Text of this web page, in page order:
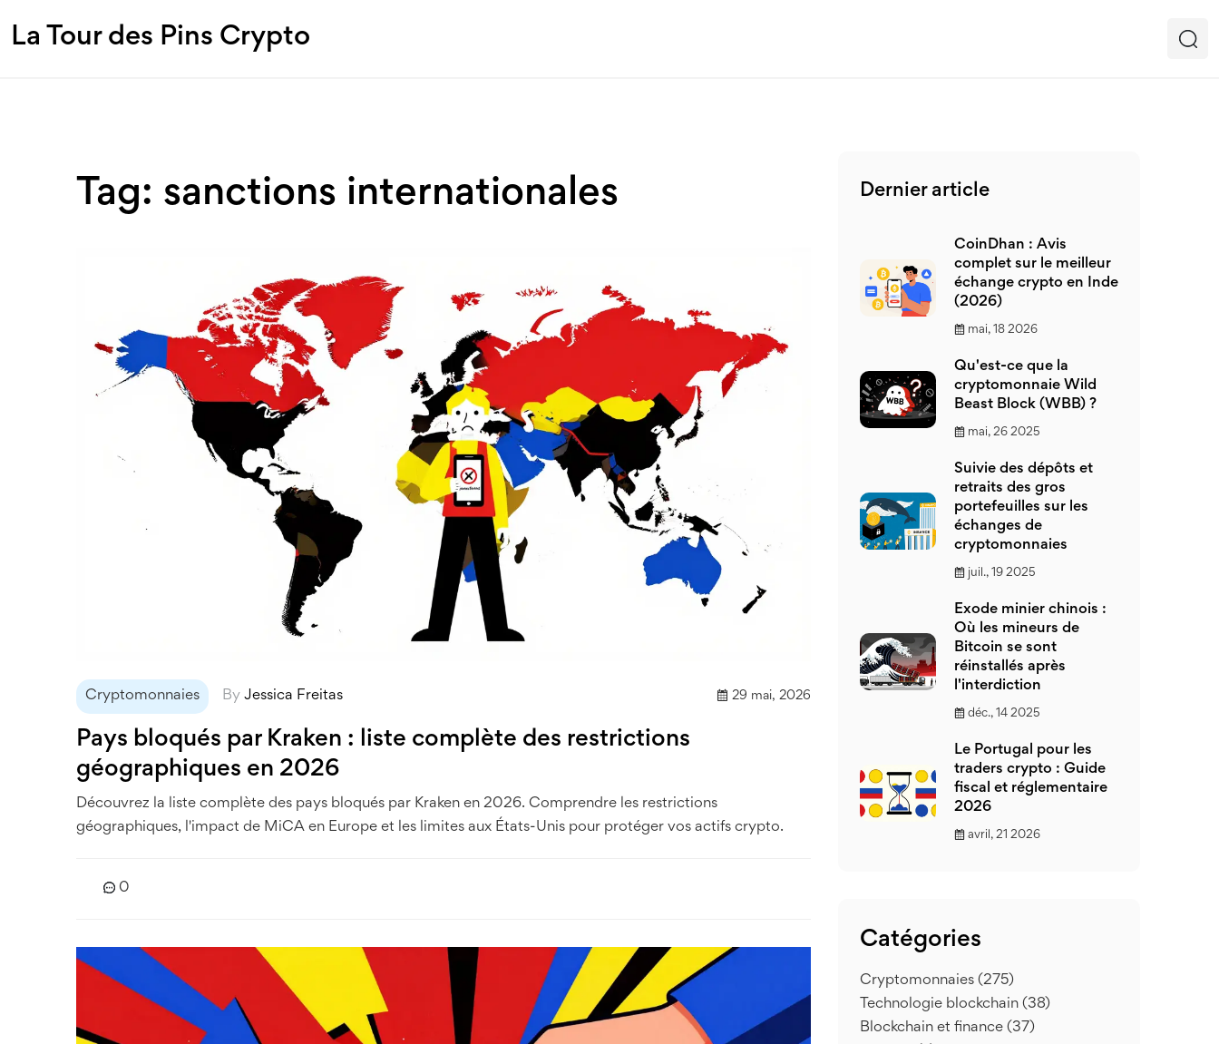
La Tour des Pins Crypto
Tag: sanctions internationales
Cryptomonnaies By Jessica Freitas 29 mai, 2026
Pays bloqués par Kraken : liste complète des restrictions
géographiques en 2026
Découvrez la liste complète des pays bloqués par Kraken en 2026. Comprendre les restrictions
géographiques, l'impact de MiCA en Europe et les limites aux États-Unis pour protéger vos actifs crypto.
0
Dernier article
CoinDhan : Avis
complet sur le meilleur
échange crypto en Inde
(2026)
mai, 18 2026
Qu'est-ce que la
cryptomonnaie Wild
Beast Block (WBB) ?
mai, 26 2025
Suivie des dépôts et
retraits des gros
portefeuilles sur les
échanges de
cryptomonnaies
juil., 19 2025
Exode minier chinois :
Où les mineurs de
Bitcoin se sont
réinstallés après
l'interdiction
déc., 14 2025
Le Portugal pour les
traders crypto : Guide
fiscal et réglementaire
2026
avril, 21 2026
Catégories
Cryptomonnaies (275)
Technologie blockchain (38)
Blockchain et finance (37)